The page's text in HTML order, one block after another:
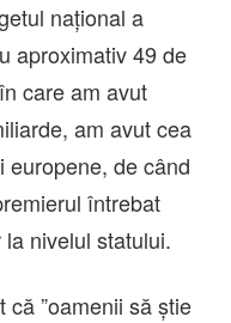
naţional a
aproximativ 49 de
care am avut
am avut cea
europene, de când
întrebat
nivelul statului.
că ”oamenii să ştie